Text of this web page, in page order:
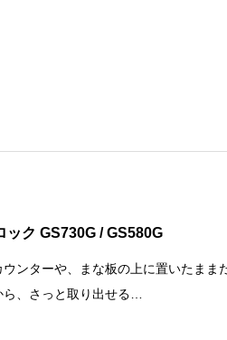
ック GS730G / GS580G
ンターや、まな板の上に置いたまま
、さっと取り出せる…